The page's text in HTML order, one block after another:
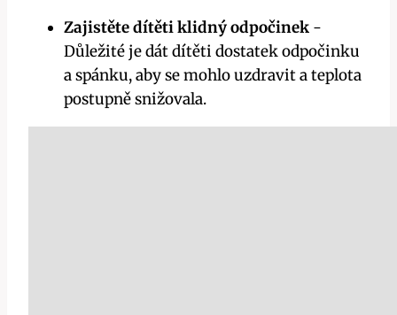
Zajistěte dítěti⁢ klidný odpočinek -⁤
Důležité je ‌dát dítěti ⁣dostatek odpočinku
a spánku, aby se ‍mohlo uzdravit a teplota
postupně snižovala.